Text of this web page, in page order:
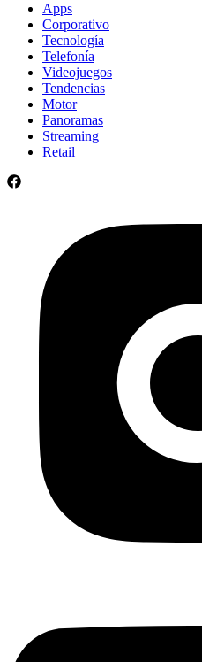
Apps
Corporativo
Tecnología
Telefonía
Videojuegos
Tendencias
Motor
Panoramas
Streaming
Retail